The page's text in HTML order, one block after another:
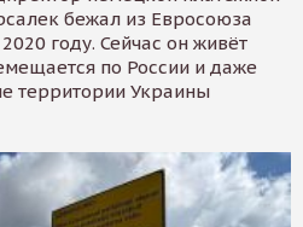
бежал из Евросоюза
году. Сейчас он живёт
по России и даже
территории Украины